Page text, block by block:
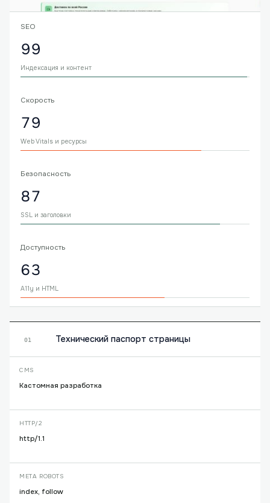
SEO
99
Индексация и контент
Скорость
79
Web Vitals и ресурсы
Безопасность
87
SSL и заголовки
Доступность
63
A11y и HTML
01 Технический паспорт страницы
CMS
Кастомная разработка
HTTP/2
http/1.1
META ROBOTS
index, follow